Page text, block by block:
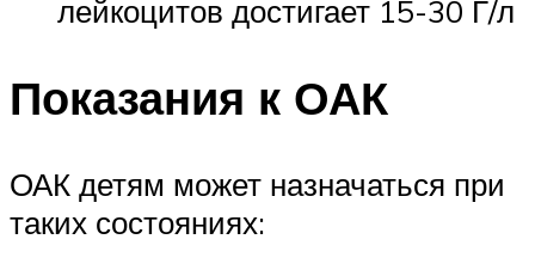
лейкоцитов достигает 15-30 Г/л
Показания к ОАК
ОАК детям может назначаться при
таких состояниях: